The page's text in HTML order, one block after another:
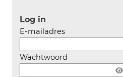
Log in
E-mailadres
Wachtwoord